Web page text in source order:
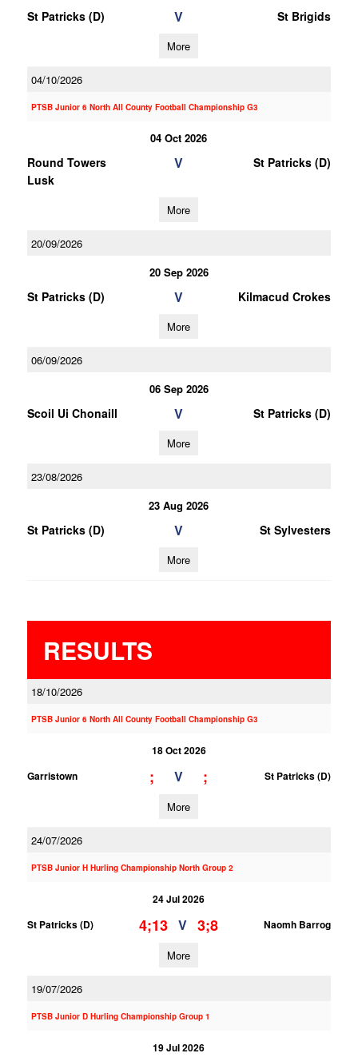
St Patricks (D) V St Brigids
More
04/10/2026
PTSB Junior 6 North All County Football Championship G3
04 Oct 2026
Round Towers
Lusk
V St Patricks (D)
More
20/09/2026
20 Sep 2026
St Patricks (D) V Kilmacud Crokes
More
06/09/2026
06 Sep 2026
Scoil Ui Chonaill V St Patricks (D)
More
23/08/2026
23 Aug 2026
St Patricks (D) V St Sylvesters
More
RESULTS
18/10/2026
PTSB Junior 6 North All County Football Championship G3
18 Oct 2026
Garristown
; V ; St Patricks (D)
More
24/07/2026
PTSB Junior H Hurling Championship North Group 2
24 Jul 2026
St Patricks (D)
4;13 V 3;8 Naomh Barrog
More
19/07/2026
PTSB Junior D Hurling Championship Group 1
19 Jul 2026